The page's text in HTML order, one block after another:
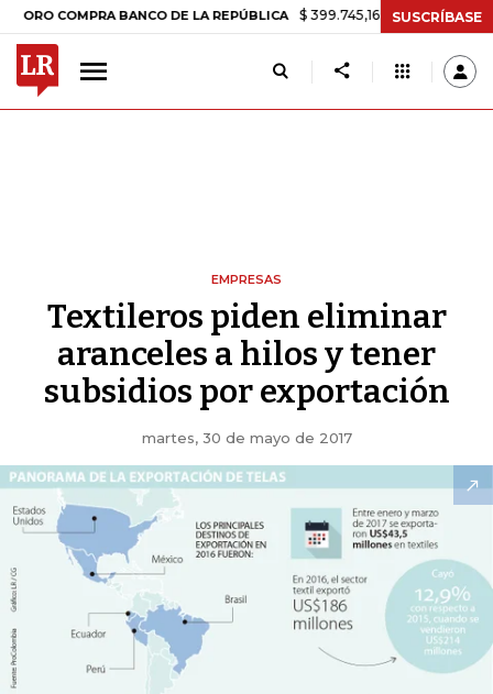
COMPRA BANCO DE LA REPÚBLICA $ 399.745,16 +$ 2.295,71 +0,58%
SUSCRÍBASE
EMPRESAS
Textileros piden eliminar
aranceles a hilos y tener
subsidios por exportación
martes, 30 de mayo de 2017